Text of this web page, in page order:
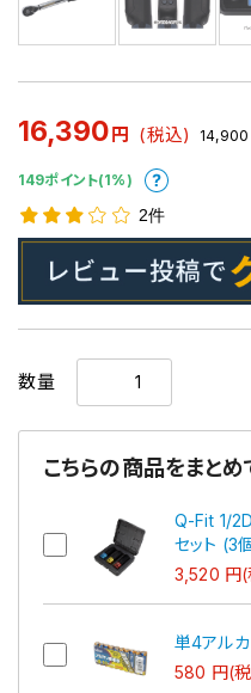
16,390 円 (税込) 14,900
149ポイント(1%)
2件
数量
こちらの商品をまとめ
Q-Fit 1/
セット (3
3,520
単4アル
580 円(